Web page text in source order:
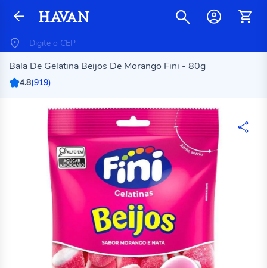
Bala De Gelatina Beijos De Morango Fini - 80g
4.8(919)